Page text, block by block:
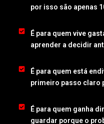
por isso são apenas
É para quem vive
aprender a decidir
É para quem está
primeiro passo claro
É para quem ganha
guardar porque o